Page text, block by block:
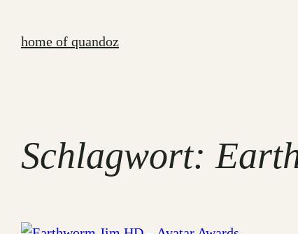
springen
home of quandoz
Schlagwort: